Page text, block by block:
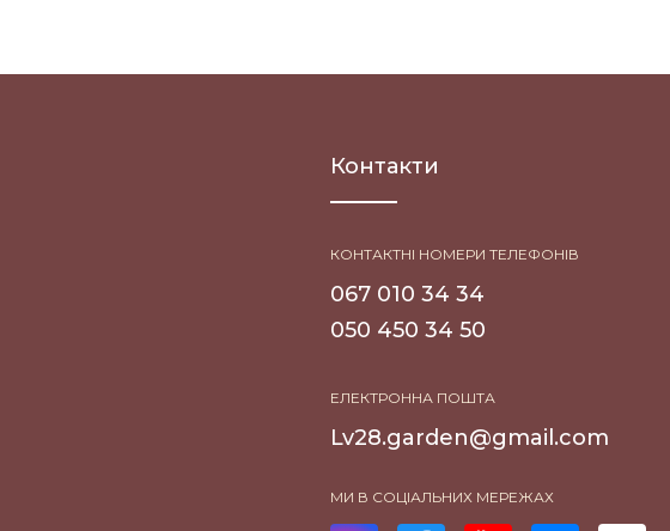
Контакти
КОНТАКТНІ НОМЕРИ ТЕЛЕФОНІВ
067 010 34 34
050 450 34 50
ЕЛЕКТРОННА ПОШТА
Lv28.garden@gmail.com
МИ В СОЦІАЛЬНИХ МЕРЕЖАХ